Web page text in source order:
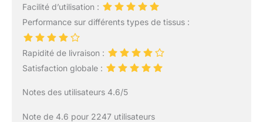
Facilité d’utilisation :
Performance sur différents types de tissus :
Rapidité de livraison :
Satisfaction globale :
Notes des utilisateurs 4.6/5
Note de 4.6 pour 2247 utilisateurs